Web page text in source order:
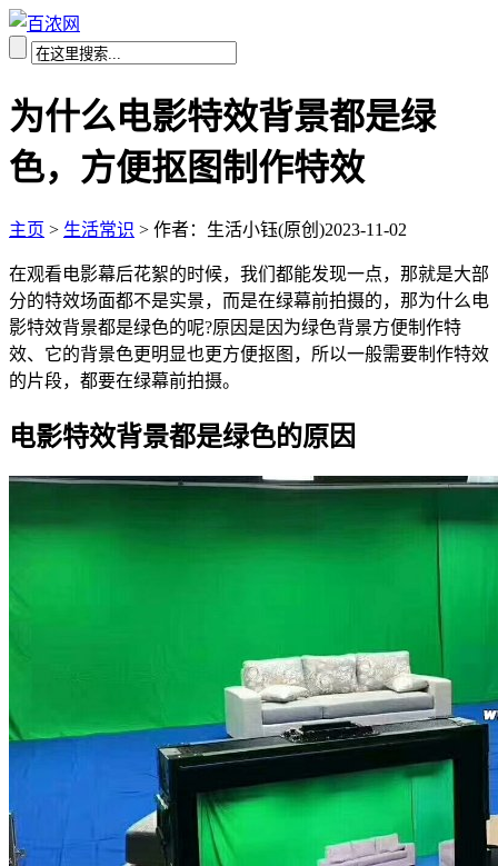
为什么电影特效背景都是绿
色，方便抠图制作特效
主页 > 生活常识 > 作者：生活小钰(原创)2023-11-02
在观看电影幕后花絮的时候，我们都能发现一点，那就是大部
分的特效场面都不是实景，而是在绿幕前拍摄的，那为什么电
影特效背景都是绿色的呢?原因是因为绿色背景方便制作特
效、它的背景色更明显也更方便抠图，所以一般需要制作特效
的片段，都要在绿幕前拍摄。
电影特效背景都是绿色的原因